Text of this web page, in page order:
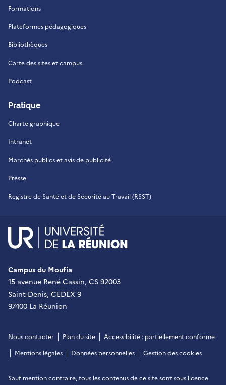
Formations
Plateformes pédagogiques
Bibliothèques
Carte des sites et campus
Podcast
Pratique
Charte graphique
Intranet
Marchés publics et avis de publicité
Presse
Registre de Santé et de Sécurité au Travail (RSST)
Campus du Moufia
15 avenue René Cassin, CS 92003
Saint-Denis, CEDEX 9
97400 La Réunion
Nous contacter Plan du site
Accessibilité : partiellement conforme
Mentions légales
Données personnelles Gestion des cookies
Sauf mention contraire, tous les contenus de ce site sont sous licence